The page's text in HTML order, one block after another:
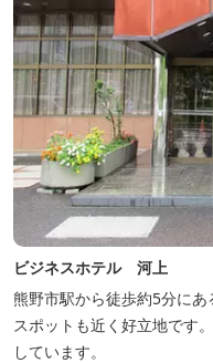
ビジネスホテル 河上
熊野市駅から徒歩約5分に
スポットも近く好立地です
しています。